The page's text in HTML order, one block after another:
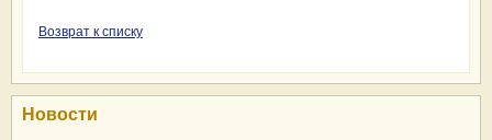
Возврат к списку
Новости